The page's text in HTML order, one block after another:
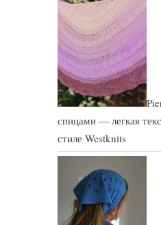
спицами — легкая
стиле Westknits